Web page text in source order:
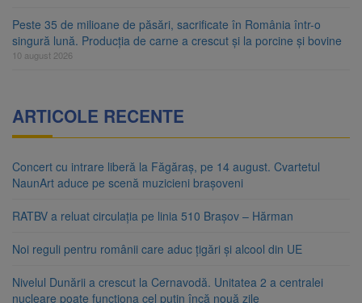
Peste 35 de milioane de păsări, sacrificate în România într-o
singură lună. Producția de carne a crescut și la porcine și bovine
10 august 2026
ARTICOLE RECENTE
Concert cu intrare liberă la Făgăraș, pe 14 august. Cvartetul
NaunArt aduce pe scenă muzicieni brașoveni
RATBV a reluat circulația pe linia 510 Brașov – Hărman
Noi reguli pentru românii care aduc țigări și alcool din UE
Nivelul Dunării a crescut la Cernavodă. Unitatea 2 a centralei
nucleare poate funcționa cel puțin încă nouă zile